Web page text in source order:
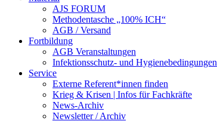
AJS FORUM
Methodentasche „100% ICH“
AGB / Versand
Fortbildung
AGB Veranstaltungen
Infektionsschutz- und Hygienebedingungen
Service
Externe Referent*innen finden
Krieg & Krisen | Infos für Fachkräfte
News-Archiv
Newsletter / Archiv